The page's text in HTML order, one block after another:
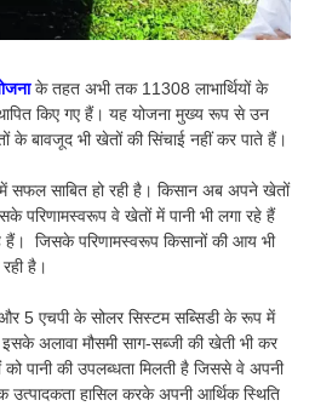
के तहत अभी तक 11308 लाभार्थियों के
किए गए हैं। यह योजना मुख्य रूप से उन
के बावजूद भी खेतों की सिंचाई नहीं कर पाते हैं।
सफल साबित हो रही है। किसान अब अपने खेतों
परिणामस्वरूप वे खेतों में पानी भी लगा रहे हैं
जिसके परिणामस्वरूप किसानों की आय भी
है।
5 एचपी के सोलर सिस्टम सब्सिडी के रूप में
अलावा मौसमी साग-सब्जी की खेती भी कर
पानी की उपलब्धता मिलती है जिससे वे अपनी
हासिल करके अपनी आर्थिक स्थिति